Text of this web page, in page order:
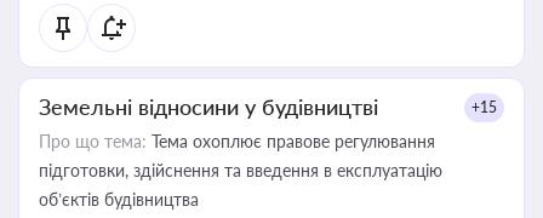
Земельні відносини у будівництві +15
Про що тема: Тема охоплює правове регулювання
підготовки, здійснення та введення в експлуатацію
об’єктів будівництва